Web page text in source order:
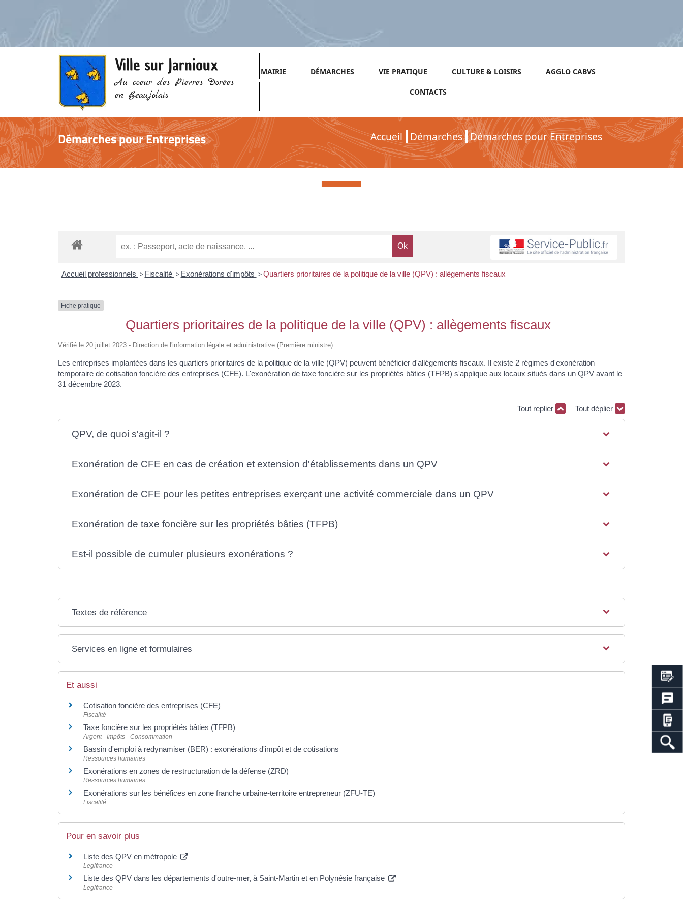
Ville sur Jarnioux
Au coeur des Pierres Dorées
en Beaujolais
MAIRIE DÉMARCHES VIE PRATIQUE CULTURE & LOISIRS AGGLO CABVS
CONTACTS
Démarches pour Entreprises Accueil Démarches Démarches pour Entreprises
Démarches pour Entreprises
Accueil professionnels > Fiscalité > Exonérations d'impôts > Quartiers prioritaires de la politique de la ville (QPV) : allègements fiscaux
Fiche pratique
Quartiers prioritaires de la politique de la ville (QPV) : allègements fiscaux
Vérifié le 20 juillet 2023 - Direction de l'information légale et administrative (Première ministre)
Les entreprises implantées dans les quartiers prioritaires de la politique de la ville (QPV) peuvent bénéficier d'allégements fiscaux. Il existe 2 régimes d'exonération
temporaire de cotisation foncière des entreprises (CFE). L'exonération de taxe foncière sur les propriétés bâties (TFPB) s'applique aux locaux situés dans un QPV avant le
31 décembre 2023.
Tout replier Tout déplier
QPV, de quoi s'agit-il ?
Exonération de CFE en cas de création et extension d'établissements dans un QPV
Exonération de CFE pour les petites entreprises exerçant une activité commerciale dans un QPV
Exonération de taxe foncière sur les propriétés bâties (TFPB)
Est-il possible de cumuler plusieurs exonérations ?
Textes de référence
Services en ligne et formulaires
Et aussi
Cotisation foncière des entreprises (CFE)
Fiscalité
Taxe foncière sur les propriétés bâties (TFPB)
Argent - Impôts - Consommation
Bassin d'emploi à redynamiser (BER) : exonérations d'impôt et de cotisations
Ressources humaines
Exonérations en zones de restructuration de la défense (ZRD)
Ressources humaines
Exonérations sur les bénéfices en zone franche urbaine-territoire entrepreneur (ZFU-TE)
Fiscalité
Pour en savoir plus
Liste des QPV en métropole
Legifrance
Liste des QPV dans les départements d'outre-mer, à Saint-Martin et en Polynésie française
Legifrance